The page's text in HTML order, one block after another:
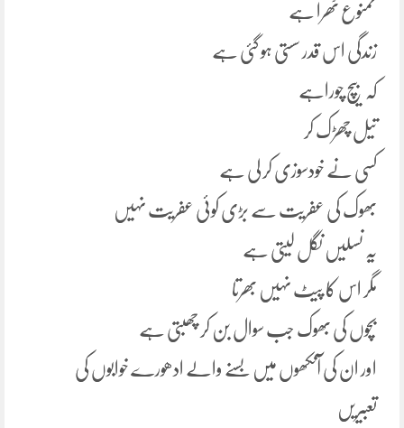
ممنوع ٹھرا ہے
زندگی اس قدر سستی ہو گئی ہے
کہ بیچ چوراہے
تیل چھڑک کر
کسی نے خودسوزی کر لی ہے
بھوک کی عفریت سے بڑی کوئی عفریت نہیں
یہ نسلیں نگل لیتی ہے
مگر اس کا پیٹ نہیں بھرتا
بچوں کی بھوک جب سوال بن کر چھبتی ہے
اور ان کی آنکھوں میں بسنے والے ادھورے خوابوں کی
تعبیریں